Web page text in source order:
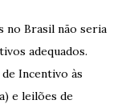
no Brasil não seria
adequados.
Incentivo às
e leilões de